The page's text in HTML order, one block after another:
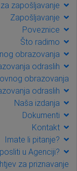
zapošljavanje
Zapošljavanje
Poveznice
Što radimo
obrazovanja
odraslih
obrazovanja
odraslih
Naša izdanja
Dokumenti
Kontakt
Imate li pitanje?
u Agenciji?
za priznavanje